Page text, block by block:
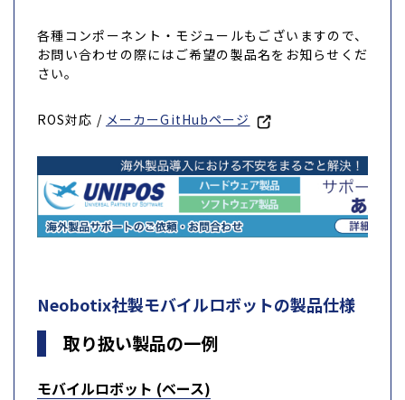
各種コンポーネント・モジュールもございますので、
お問い合わせの際にはご希望の製品名をお知らせくだ
さい。
ROS対応 / メーカーGitHubページ
Neobotix社製モバイルロボットの製品仕様
取り扱い製品の一例
モバイルロボット (ベース)